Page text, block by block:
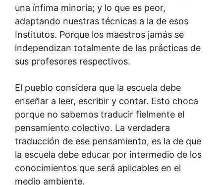
una ínfima minoría; y lo que es peor,
adaptando nuestras técnicas a la de esos
Institutos. Porque los maestros jamás se
independizan totalmente de las prácticas de
sus profesores respectivos.
El pueblo considera que la escuela debe
enseñar a leer, escribir y contar. Esto choca
porque no sabemos traducir fielmente el
pensamiento colectivo. La verdadera
traducción de ese pensamiento, es la de que
la escuela debe educar por intermedio de los
conocimientos que será aplicables en el
medio ambiente.